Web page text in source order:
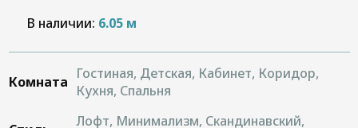
В наличии: 6.05 м
Комната Гостиная, Детская, Кабинет, Коридор,
Кухня, Спальня
Лофт, Минимализм, Скандинавский,